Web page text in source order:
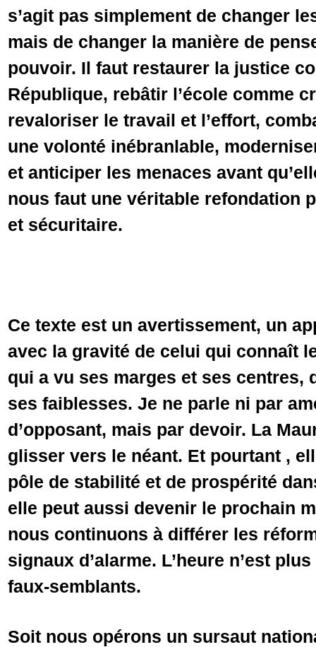
s’agit pas simplement de changer
mais de changer la manière de
pouvoir. Il faut restaurer la justice
République, rebâtir l’école comme
revaloriser le travail et l’effort,
une volonté inébranlable,
et anticiper les menaces avant
nous faut une véritable refondation
et sécuritaire.
Ce texte est un avertissement, un
avec la gravité de celui qui connaît
qui a vu ses marges et ses centres,
ses faiblesses. Je ne parle ni par
d’opposant, mais par devoir. La
glisser vers le néant. Et pourtant ,
pôle de stabilité et de prospérité
elle peut aussi devenir le prochain
nous continuons à différer les
signaux d’alarme. L’heure n’est
faux-semblants.
Soit nous opérons un sursaut